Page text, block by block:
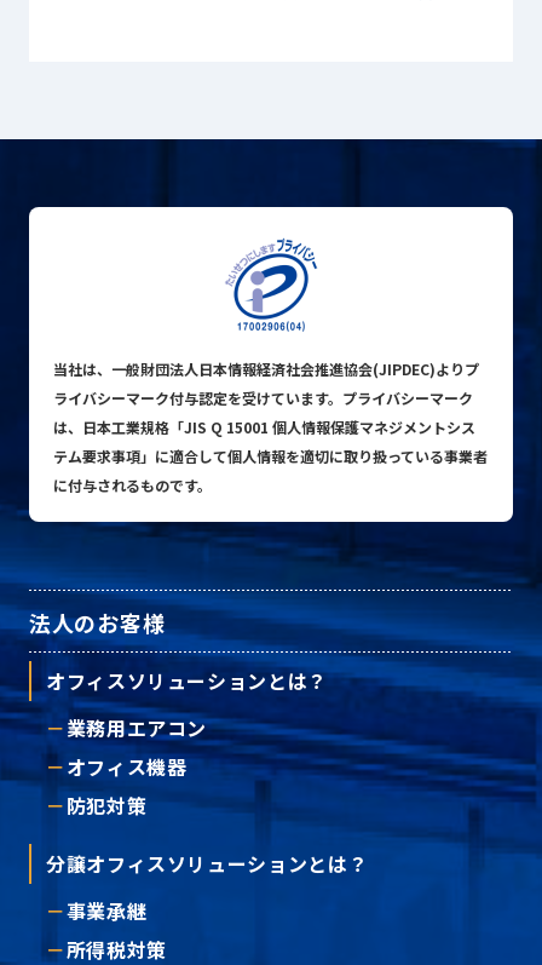
当社は、一般財団法人日本情報経済社会推進協会(JIPDEC)よりプ
ライバシーマーク付与認定を受けています。プライバシーマーク
は、日本工業規格「JIS Q 15001 個人情報保護マネジメントシス
テム要求事項」に適合して個人情報を適切に取り扱っている事業者
に付与されるものです。
法人のお客様
オフィスソリューションとは？
業務用エアコン
オフィス機器
防犯対策
分譲オフィスソリューションとは？
事業承継
所得税対策